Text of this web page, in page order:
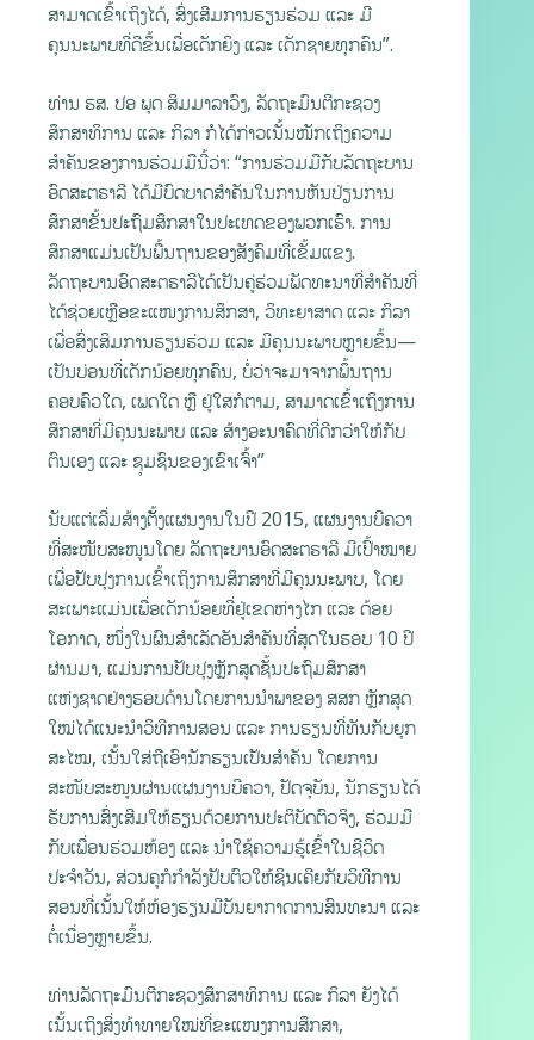
ສາມາດເຂົ້າເຖິງໄດ້, ສົ່ງເສີມການຮຽນຮ່ວມ ແລະ ມີ
ຄຸນນະພາບທີ່ດີຂຶ້ນເພື່ອເດັກຍິງ ແລະ ເດັກຊາຍທຸກຄົນ”.
ທ່ານ ຮສ. ປອ ພຸດ ສິມມາລາວົງ, ລັດຖະມົນຕີກະຊວງ
ສຶກສາທິການ ແລະ ກິລາ ກໍໄດ້ກ່າວເນັ້ນໜັກເຖິງຄວາມ
ສຳຄັນຂອງການຮ່ວມມືນີ້ວ່າ: “ການຮ່ວມມືກັບລັດຖະບານ
ອົດສະຕຣາລີ ໄດ້ມີບົດບາດສໍາຄັນໃນການຫັນປ່ຽນການ
ສຶກສາຂັ້ນປະຖົມສຶກສາໃນປະເທດຂອງພວກເຮົາ. ການ
ສຶກສາແມ່ນເປັນພື້ນຖານຂອງສັງຄົມທີ່ເຂັ້ມແຂງ.
ລັດຖະບານອົດສະຕຣາລີໄດ້ເປັນຄູ່ຮ່ວມພັດທະນາທີ່ສຳຄັນທີ່
ໄດ້ຊ່ວຍເຫຼືອຂະແໜງການສຶກສາ, ວິທະຍາສາດ ແລະ ກິລາ
ເພື່ອສົ່ງເສິມການຮຽນຮ່ວມ ແລະ ມີຄຸນນະພາບຫຼາຍຂຶ້ນ—
ເປັນບ່ອນທີ່ເດັກນ້ອຍທຸກຄົນ, ບໍ່ວ່າຈະມາຈາກພຶ້ນຖານ
ຄອບຄົວໃດ, ເພດໃດ ຫຼື ຢູ່ໃສກໍຕາມ, ສາມາດເຂົ້າເຖິງການ
ສຶກສາທີ່ມີຄຸນນະພາບ ແລະ ສ້າງອະນາຄົດທີ່ດີກວ່າໃຫ້ກັບ
ຕົນເອງ ແລະ ຊຸມຊົນຂອງເຂົາເຈົ້າ”
ນັບແຕ່ເລີ່ມສ້າງຕັັ້ງແຜນງານໃນປີ 2015, ແຜນງານບີຄວາ
ທີ່ສະໜັບສະໜູນໂດຍ ລັດຖະບານອົດສະຕຣາລີ ມີເປົ້າໝາຍ
ເພື່ອປັບປຸງການເຂົ້າເຖິງການສຶກສາທີ່ມີຄຸນນະພາບ, ໂດຍ
ສະເພາະແມ່ນເພື່ອເດັກນ້ອຍທີ່ຢູ່ເຂດຫ່າງໄກ ແລະ ດ້ອຍ
ໂອກາດ, ໜຶ່ງໃນຜົນສຳເລັດອັນສຳຄັນທີ່ສຸດໃນຮອບ 10 ປີ
ຜ່ານມາ, ແມ່ນການປັບປຸງຫຼັກສູດຊັ້ນປະຖົມສຶກສາ
ແຫ່ງຊາດຢ່າງຮອບດ້ານໂດຍການນຳພາຂອງ ສສກ ຫຼັກສູດ
ໃໝ່ໄດ້ແນະນຳວິທີການສອນ ແລະ ການຮຽນທີ່ທັນກັບຍຸກ
ສະໄໝ, ເນັ້ນໃສ່ຖືເອົານັກຮຽນເປັນສຳຄັນ ໂດຍການ
ສະໜັບສະໜູນຜ່ານແຜນງານບີຄວາ, ປັດຈຸບັນ, ນັກຮຽນໄດ້
ຮັບການສົ່ງເສີມໃຫ້ຮຽນດ້ວຍການປະຕິບັດຕົວຈິງ, ຮ່ວມມື
ກັບເພື່ອນຮ່ວມຫ້ອງ ແລະ ນຳໃຊ້ຄວາມຮູ້ເຂົ້າໃນຊີວິດ
ປະຈຳວັນ, ສ່ວນຄູກໍກຳລັງປັບຕົວໃຫ້ຊິນເຄີຍກັບວິທີການ
ສອນທີ່ເນັ້ນໃຫ້ຫ້ອງຮຽນມີບັນຍາກາດການສົນທະນາ ແລະ
ຕໍ່ເນື່ອງຫຼາຍຂຶ້ນ.
ທ່ານລັດຖະມົນຕີກະຊວງສຶກສາທິການ ແລະ ກິລາ ຍັງໄດ້
ເນັ້ນເຖິງສິ່ງທ້າທາຍໃໝ່ທີ່ຂະແໜງການສຶກສາ,